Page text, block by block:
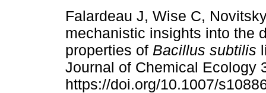
Falardeau J, Wise C,
mechanistic insights into the
properties of Bacillus subtilis
Journal of Chemical Ecology
https://doi.org/10.1007/